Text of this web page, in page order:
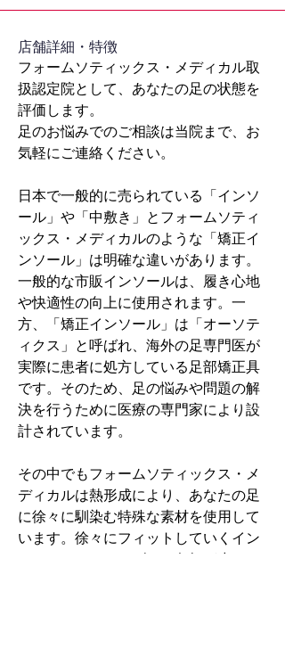
​店舗詳細・特徴
フォームソティックス・メディカル取
扱認定院として、あなたの足の状態を
評価します。
足のお悩みでのご相談は当院まで、お
気軽にご連絡ください。
日本で一般的に売られている「インソ
ール」や「中敷き」とフォームソティ
ックス・メディカルのような「矯正イ
ンソール」は明確な違いがあります。
一般的な市販インソールは、履き心地
や快適性の向上に使用されます。一
方、「矯正インソール」は「オーソテ
ィクス」と呼ばれ、海外の足専門医が
実際に患者に処方している足部矯正具
です。そのため、足の悩みや問題の解
決を行うために医療の専門家により設
計されています。
その中でもフォームソティックス・メ
ディカルは熱形成により、あなたの足
に徐々に馴染む特殊な素材を使用して
います。徐々にフィットしていくイン